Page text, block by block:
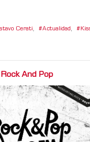
Cerati, Actualidad ,
Rock And Pop